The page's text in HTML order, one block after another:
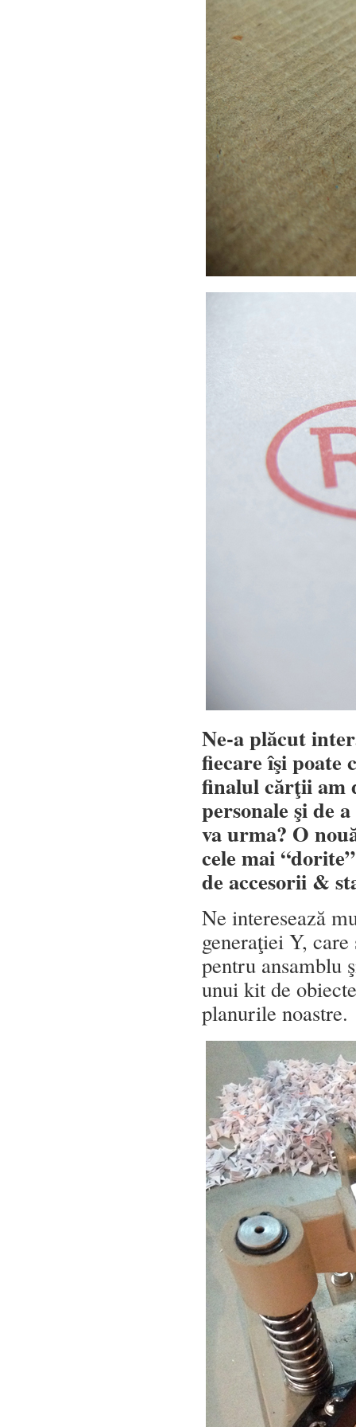
Ne-a plăcut
fiecare îşi poate
finalul cărţii am
personale şi de
va urma? O
cele mai
de accesorii &
Ne interesează
generaţiei Y,
pentru ansamblu
unui kit de
planurile noastre.